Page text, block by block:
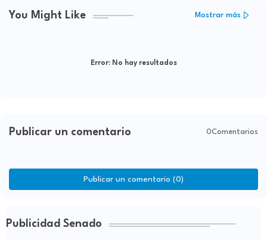
You Might Like Mostrar más
Error:No hay resultados
Publicar un comentario 0Comentarios
Publicar un comentario (0)
Publicidad Senado